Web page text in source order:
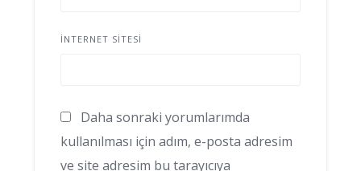
İNTERNET SITESI
Daha sonraki yorumlarımda
kullanılması için adım, e-posta adresim
ve site adresim bu tarayıcıya